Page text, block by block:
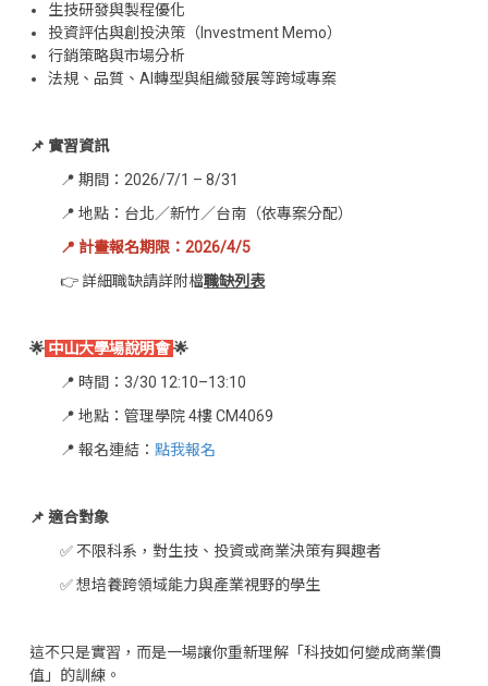
生技研發與製程優化
投資評估與創投決策（Investment Memo）
行銷策略與市場分析
法規、品質、AI轉型與組織發展等跨域專案
📌 實習資訊
📍 期間：2026/7/1 – 8/31
📍 地點：台北／新竹／台南（依專案分配）
📍 計畫報名期限：2026/4/5
👉 詳細職缺請詳附檔職缺列表
🌟 中山大學場說明會🌟
📍 時間：3/30 12:10–13:10
📍 地點：管理學院 4樓 CM4069
📍 報名連結： 點我報名
📌 適合對象
✅ 不限科系，對生技、投資或商業決策有興趣者
✅ 想培養跨領域能力與產業視野的學生
這不只是實習，而是一場讓你重新理解「科技如何變成商業價
值」的訓練。